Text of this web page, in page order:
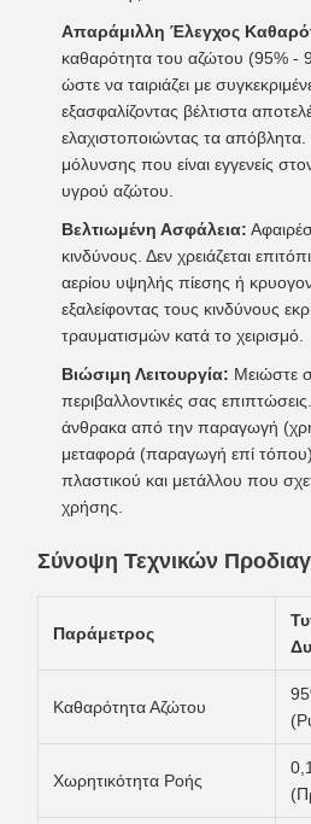
Απαράμιλλη Έλεγχος
καθαρότητα του αζώτου (95% -
ώστε να ταιριάζει με
εξασφαλίζοντας βέλτιστα
ελαχιστοποιώντας τα απόβλητα.
μόλυνσης που είναι εγγενείς
υγρού αζώτου.
Βελτιωμένη Ασφάλεια:
κινδύνους. Δεν χρειάζεται
αερίου υψηλής πίεσης ή
εξαλείφοντας τους κινδύνους
τραυματισμών κατά το χειρισμό.
Βιώσιμη Λειτουργία: Μειώστε
περιβαλλοντικές σας
άνθρακα από την παραγωγή
μεταφορά (παραγωγή επί
πλαστικού και μετάλλου που
χρήσης.
Σύνοψη Τεχνικών
Παράμετρος
Καθαρότητα Αζώτου
Χωρητικότητα Ροής